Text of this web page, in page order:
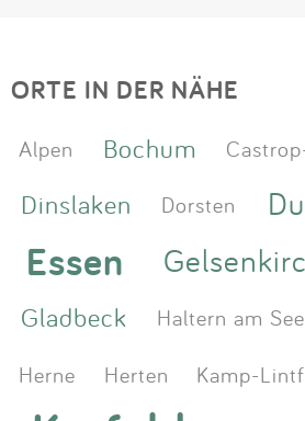
ORTE IN DER NÄHE
Alpen Bochum
Dinslaken Dorsten
Essen
Gladbeck Haltern am See
Herne
Herten Kamp-